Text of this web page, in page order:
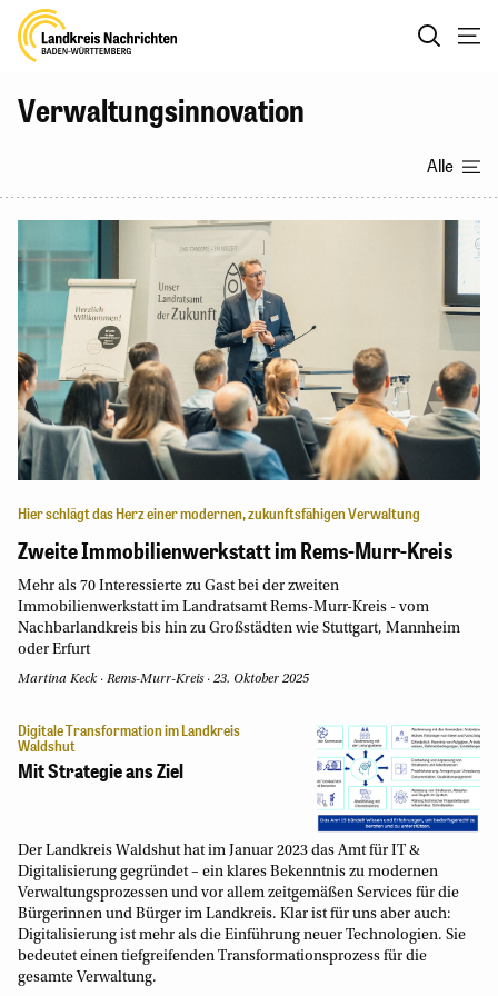
Verwaltungsinnovation
Alle
Hier schlägt das Herz einer modernen, zukunftsfähigen Verwaltung
Zweite Immobilienwerkstatt im Rems-Murr-Kreis
Mehr als 70 Interessierte zu Gast bei der zweiten
Immobilienwerkstatt im Landratsamt Rems-Murr-Kreis - vom
Nachbarlandkreis bis hin zu Großstädten wie Stuttgart, Mannheim
oder Erfurt
Martina Keck· Rems-Murr-Kreis· 23. Oktober 2025
Digitale Transformation im Landkreis
Waldshut
Mit Strategie ans Ziel
Der Landkreis Waldshut hat im Januar 2023 das Amt für IT &
Digitalisierung gegründet – ein klares Bekenntnis zu modernen
Verwaltungsprozessen und vor allem zeitgemäßen Services für die
Bürgerinnen und Bürger im Landkreis. Klar ist für uns aber auch:
Digitalisierung ist mehr als die Einführung neuer Technologien. Sie
bedeutet einen tiefgreifenden Transformationsprozess für die
gesamte Verwaltung.